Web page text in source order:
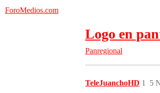
ForoMedios.com
Logo en
Panregional
TeleJuanchoHD 5
1